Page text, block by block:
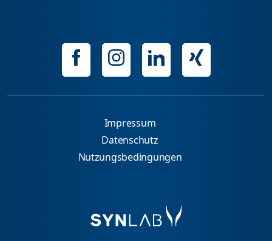
Impressum
Datenschutz
Nutzungsbedingungen